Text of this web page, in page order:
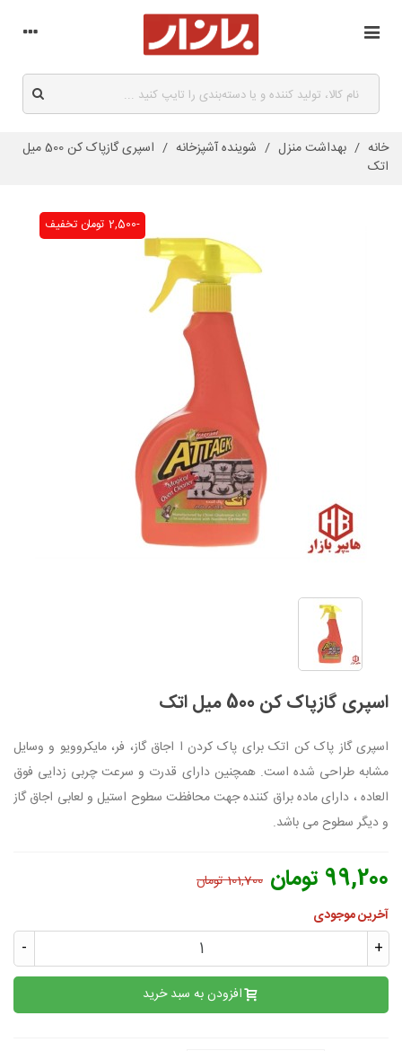
خانه / بهداشت منزل / شوینده آشپزخانه /
اسپری گازپاک کن 500 میل
اتک
تخفیف -2,500 تومان
اسپری گازپاک کن 500 میل اتک
اسپری گاز پاک کن اتک برای پاک کردن ا اجاق گاز، فر، مایکروویو و وسایل
مشابه طراحی شده است. همچنین دارای قدرت و سرعت چربی زدایی فوق
العاده ، دارای ماده براق کننده جهت محافظت سطوح استیل و لعابی اجاق گاز
و دیگر سطوح می باشد.
99,200 تومان
101,700 تومان
آخرین موجودی
- +
افزودن به سبد خرید